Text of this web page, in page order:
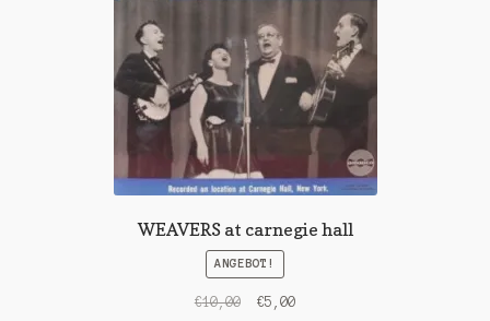
WEAVERS at carnegie hall
ANGEBOT!
€10,00
Ursprünglicher
€5,00Aktueller